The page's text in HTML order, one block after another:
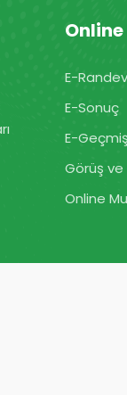
E-
E-Sonuç
E-
Görüş ve
Online